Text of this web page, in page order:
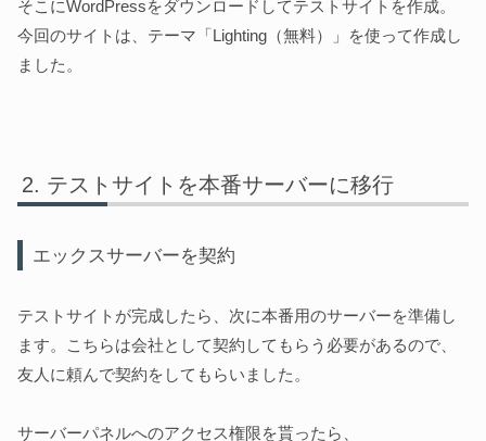
そこにWordPressをダウンロードしてテストサイトを作成。
今回のサイトは、テーマ「Lighting（無料）」を使って作成し
ました。
テストサイトを本番サーバーに移行
エックスサーバーを契約
テストサイトが完成したら、次に本番用のサーバーを準備し
ます。こちらは会社として契約してもらう必要があるので、
友人に頼んで契約をしてもらいました。
サーバーパネルへのアクセス権限を貰ったら、